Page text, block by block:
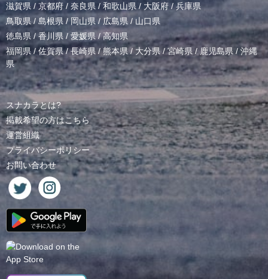
滋賀県 / 京都府 / 奈良県 / 和歌山県 / 大阪府/兵庫県
鳥取県 /島根県 /岡山県 / 広島県 / 山口県
徳島県 / 香川県 / 愛媛県 /高知県
福岡県 / 佐賀県/長崎県 /熊本県/ 大分県/宮崎県 / 鹿児島県 / 沖縄
県
スナカラとは?
掲載希望の方はこちら
運営組織
プライバシーポリシー
お問い合わせ